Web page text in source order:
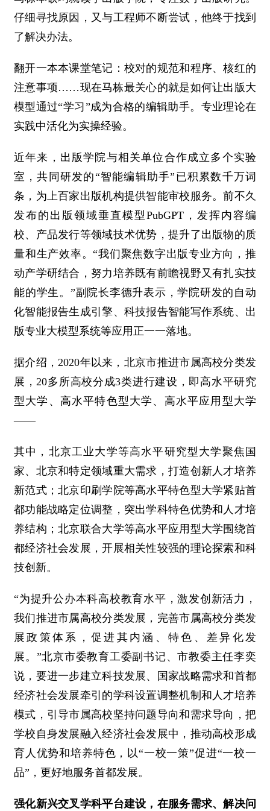
仔细寻找原因，又与工程师不断尝试，他终于找到
了解决办法。
翻开一本本课堂笔记：校对的规范和程序、核红的
注意事项……现在马栋最关心的就是如何让出版大
模型通过“学习”成为合格的编辑助手。专业理论在
实践中活化为实操经验。
近年来，出版学院与相关单位合作成立多个实验
室，共同研发的“智能编辑助手”已积累数千万词
条，为上百家出版机构提供智能审校服务。前不久
发布的出版领域垂直模型PubGPT，发挥内容编
校、产品发行等领域技术优势，提升了出版物的质
量和生产效率。“我们聚焦数字出版专业方向，推
动产学研结合，努力培养既有前瞻视野又有扎实技
能的学生。”副院长李德升表示，学院研发的自动
化智能报告生成引擎、科技报告智能写作系统、出
版专业大模型系统等应用正一一落地。
据介绍，2020年以来，北京市推进市属高校分类发
展，20多所高校分成3类进行建设，即高水平研究
型大学、高水平特色型大学、高水平应用型大学
——
其中，北京工业大学等高水平研究型大学聚焦国
家、北京和特定领域重大需求，打造创新人才培养
新范式；北京印刷学院等高水平特色型大学紧贴首
都功能战略定位调整，突出学科特色优势和人才培
养结构；北京联合大学等高水平应用型大学围绕首
都经济社会发展，开展相关性较强的理论探索和科
技创新。
“为提升公办本科高校教育水平，激发创新活力，
我们推进市属高校分类发展，完善市属高校分类发
展政策体系，促进其内涵、特色、差异化发
展。”北京市委教育工委副书记、市教委主任李奕
说，要进一步建立科技发展、国家战略需求和首都
经济社会发展牵引的学科设置调整机制和人才培养
模式，引导市属高校坚持问题导向和需求导向，把
学校自身发展融入经济社会发展中，推动高校形成
育人优势和培养特色，以“一校一策”促进“一校一
品”，更好地服务首都发展。
强化新兴交叉学科平台建设，在服务需求、解决问